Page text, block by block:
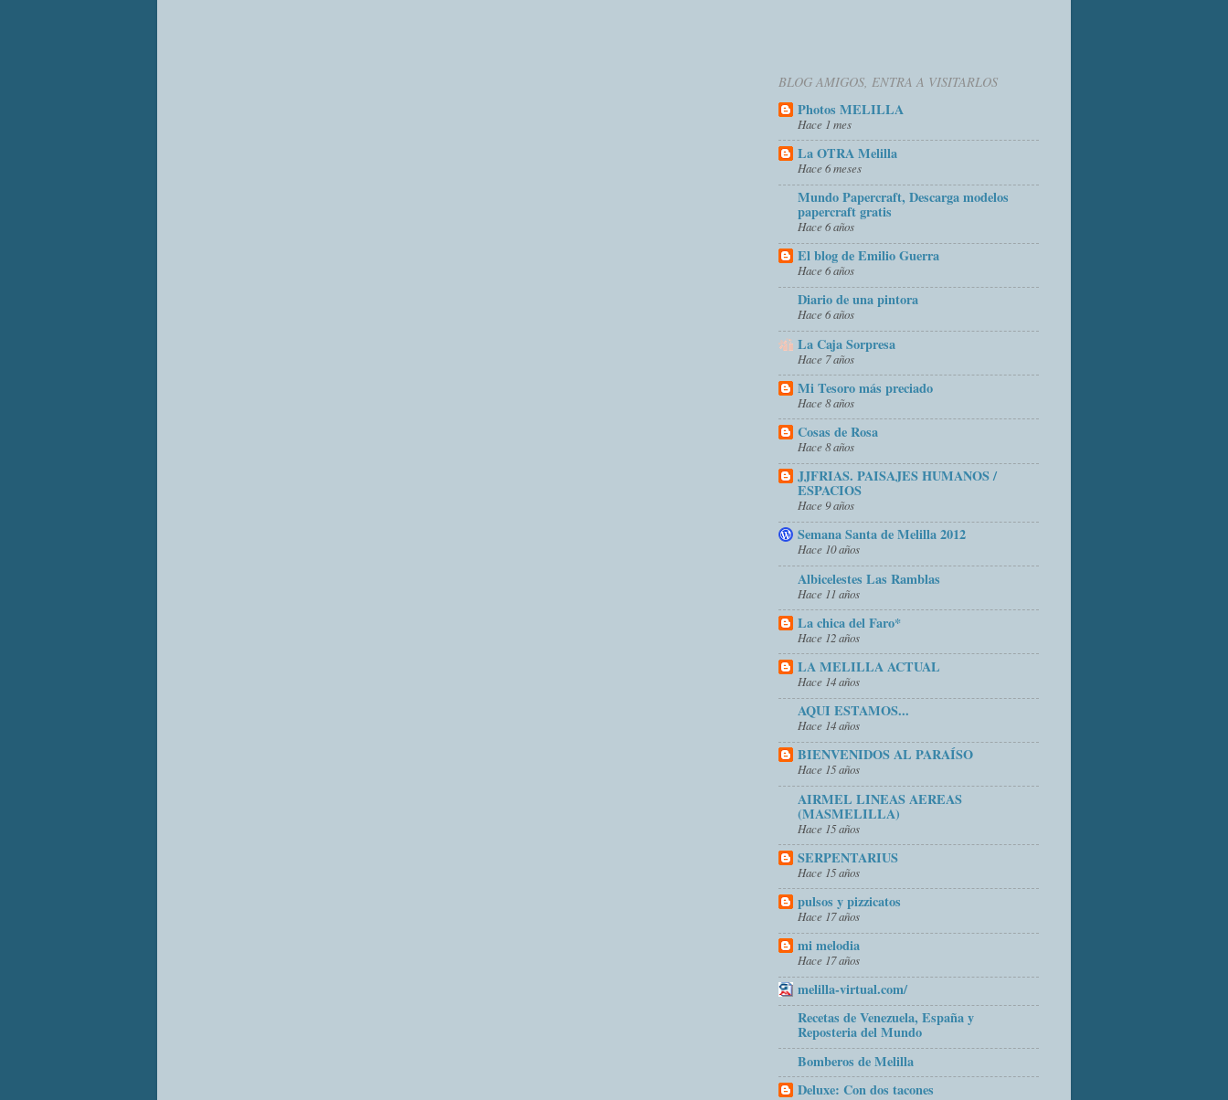
BLOG AMIGOS, ENTRA A VISITARLOS
Photos MELILLA
Hace 1 mes
La OTRA Melilla
Hace 6 meses
Mundo Papercraft, Descarga modelos
papercraft gratis
Hace 6 años
El blog de Emilio Guerra
Hace 6 años
Diario de una pintora
Hace 6 años
La Caja Sorpresa
Hace 7 años
Mi Tesoro más preciado
Hace 8 años
Cosas de Rosa
Hace 8 años
JJFRIAS. PAISAJES HUMANOS /
ESPACIOS
Hace 9 años
Semana Santa de Melilla 2012
Hace 10 años
Albicelestes Las Ramblas
Hace 11 años
La chica del Faro*
Hace 12 años
LA MELILLA ACTUAL
Hace 14 años
AQUI ESTAMOS...
Hace 14 años
BIENVENIDOS AL PARAÍSO
Hace 15 años
AIRMEL LINEAS AEREAS
(MASMELILLA)
Hace 15 años
SERPENTARIUS
Hace 15 años
pulsos y pizzicatos
Hace 17 años
mi melodia
Hace 17 años
melilla-virtual.com/
Recetas de Venezuela, España y
Reposteria del Mundo
Bomberos de Melilla
Deluxe: Con dos tacones